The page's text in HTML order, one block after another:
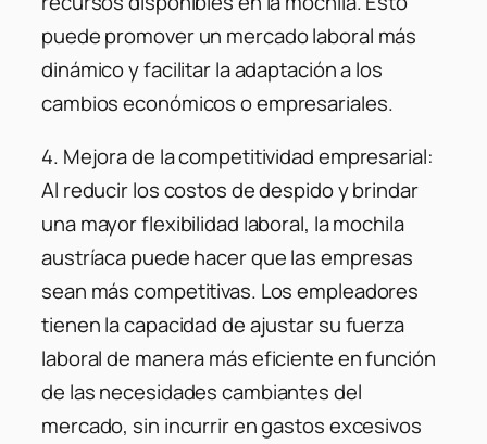
puede promover un mercado laboral más
dinámico y facilitar la adaptación a los
cambios económicos o empresariales.
4. Mejora de la competitividad empresarial:
Al reducir los costos de despido y brindar
una mayor flexibilidad laboral, la mochila
austríaca puede hacer que las empresas
sean más competitivas. Los empleadores
tienen la capacidad de ajustar su fuerza
laboral de manera más eficiente en función
de las necesidades cambiantes del
mercado, sin incurrir en gastos excesivos